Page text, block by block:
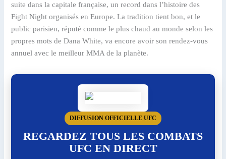
suite dans la capitale française, un record dans l’histoire des
Fight Night organisés en Europe. La tradition tient bon, et le
public parisien, réputé comme le plus chaud au monde selon les
propres mots de Dana White, va encore avoir son rendez-vous
annuel avec le meilleur MMA de la planète.
DIFFUSION OFFICIELLE UFC
REGARDEZ TOUS LES COMBATS
UFC EN DIRECT